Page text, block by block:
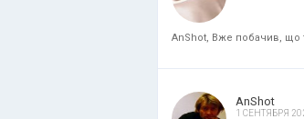
AnShot, Вже побачив, що
AnShot
1 СЕНТЯБРЯ